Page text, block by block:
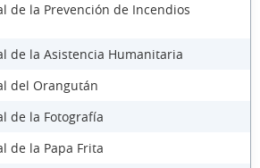
de la Prevención de Incendios
de la Asistencia Humanitaria
del Orangután
de la Fotografía
de la Papa Frita